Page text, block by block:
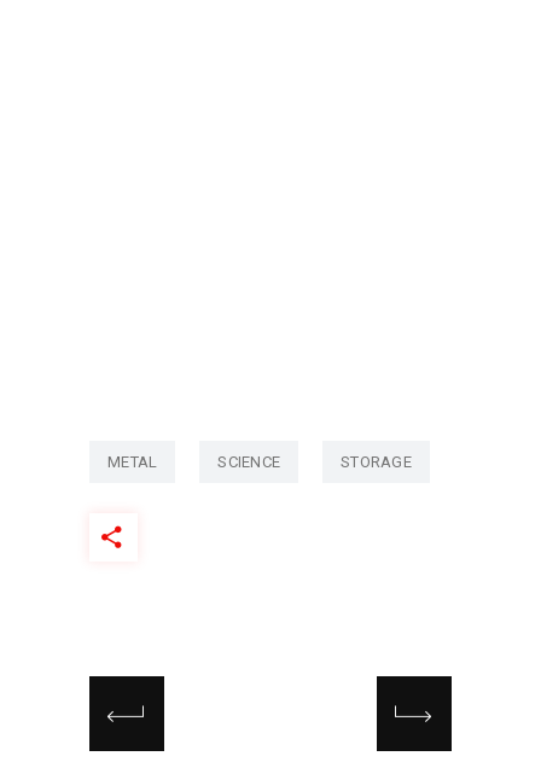
METAL SCIENCE STORAGE